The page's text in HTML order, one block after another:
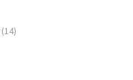
(14)